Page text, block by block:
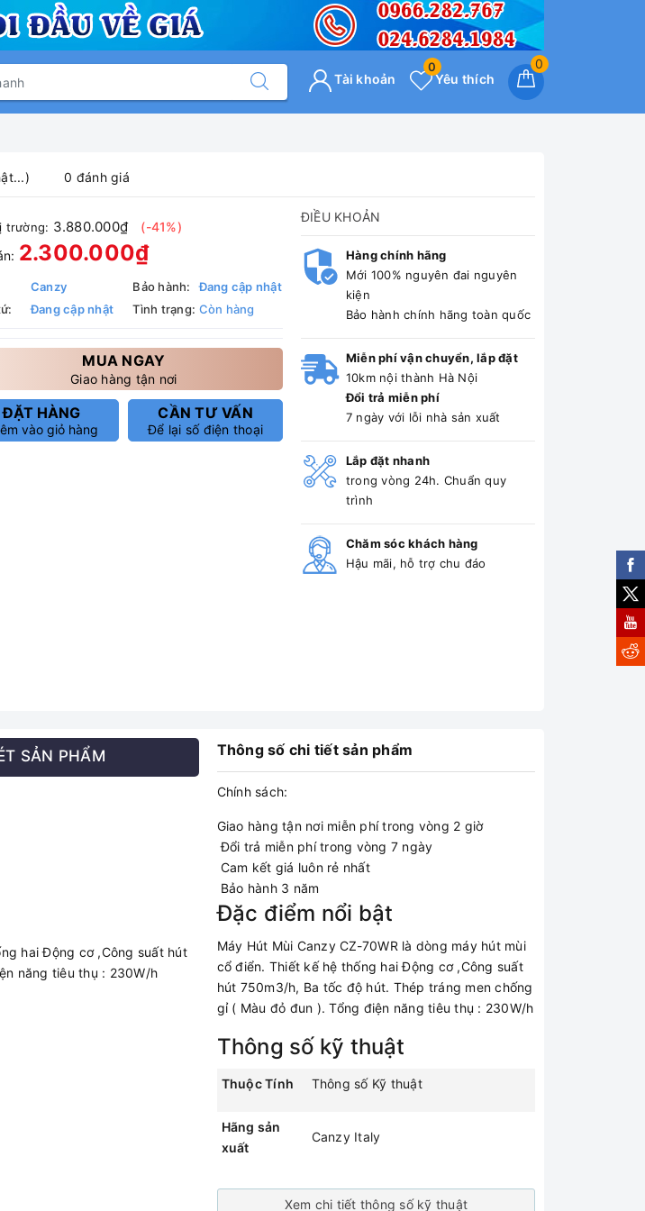
0
Yêu thích
0
Tài khoản
0 đánh giá
trường: 3.880.000₫
(-41%)
2.300.000₫
Canzy
Đang cập nhật
Bảo hành:
Đang cập nhật
Tình trạng: Còn hàng
MUA NGAY
Giao hàng tận nơi
ĐẶT HÀNG
vào giỏ hàng
CẦN TƯ VẤN
Để lại số điện thoại
ĐIỀU KHOẢN
Hàng chính hãng
Mới 100% nguyên đai nguyên
kiện
Bảo hành chính hãng toàn quốc
Miễn phí vận chuyển, lắp đặt
10km nội thành Hà Nội
Đổi trả miễn phí
7 ngày với lỗi nhà sản xuất
Lắp đặt nhanh
trong vòng 24h. Chuẩn quy
trình
Chăm sóc khách hàng
Hậu mãi, hỗ trợ chu đáo
SẢN PHẨM
hai Động cơ ,Công suất hút
năng tiêu thụ : 230W/h
Thông số chi tiết sản phẩm
Chính sách:
Giao hàng tận nơi miễn phí trong vòng 2 giờ
Đổi trả miễn phí trong vòng 7 ngày
Cam kết giá luôn rẻ nhất
Bảo hành 3 năm
Đặc điểm nổi bật
Máy Hút Mùi Canzy CZ-70WR là dòng máy hút mùi
cổ điển. Thiết kế hệ thống hai Động cơ ,Công suất
hút 750m3/h, Ba tốc độ hút. Thép tráng men chống
gỉ ( Màu đỏ đun ). Tổng điện năng tiêu thụ : 230W/h
Thông số kỹ thuật
Thuộc Tính Thông số Kỹ thuật
Hãng sản
xuất
Canzy Italy
Xem chi tiết thông số kỹ thuật